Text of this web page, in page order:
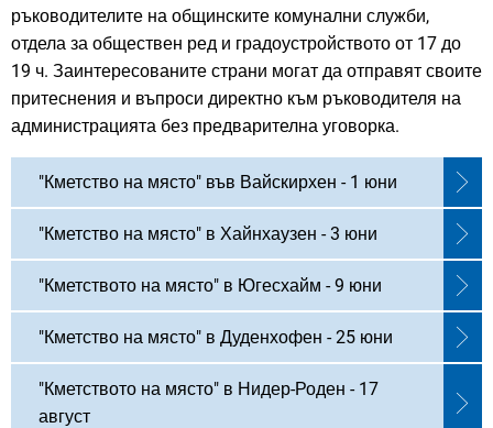
ръководителите на общинските комунални служби,
отдела за обществен ред и градоустройството от 17 до
19 ч. Заинтересованите страни могат да отправят своите
притеснения и въпроси директно към ръководителя на
администрацията без предварителна уговорка.
"Кметство на място" във Вайскирхен - 1 юни
"Кметство на място" в Хайнхаузен - 3 юни
"Кметството на място" в Югесхайм - 9 юни
"Кметство на място" в Дуденхофен - 25 юни
"Кметството на място" в Нидер-Роден - 17
август